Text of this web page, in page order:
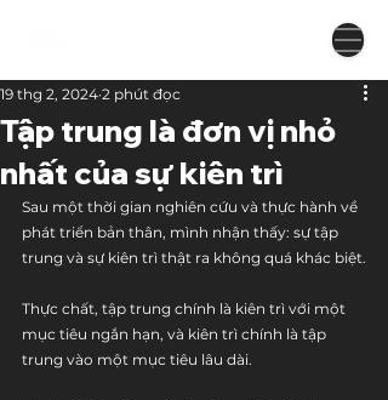
Tập trung là đơn vị nhỏ
nhất của sự kiên trì
19 thg 2, 2024 2 phút đọc
Sau một thời gian nghiên cứu và thực hành về
phát triển bản thân, mình nhận thấy: sự tập
trung và sự kiên trì thật ra không quá khác biệt.
Thực chất, tập trung chính là kiên trì với một
mục tiêu ngắn hạn, và kiên trì chính là tập
trung vào một mục tiêu lâu dài.